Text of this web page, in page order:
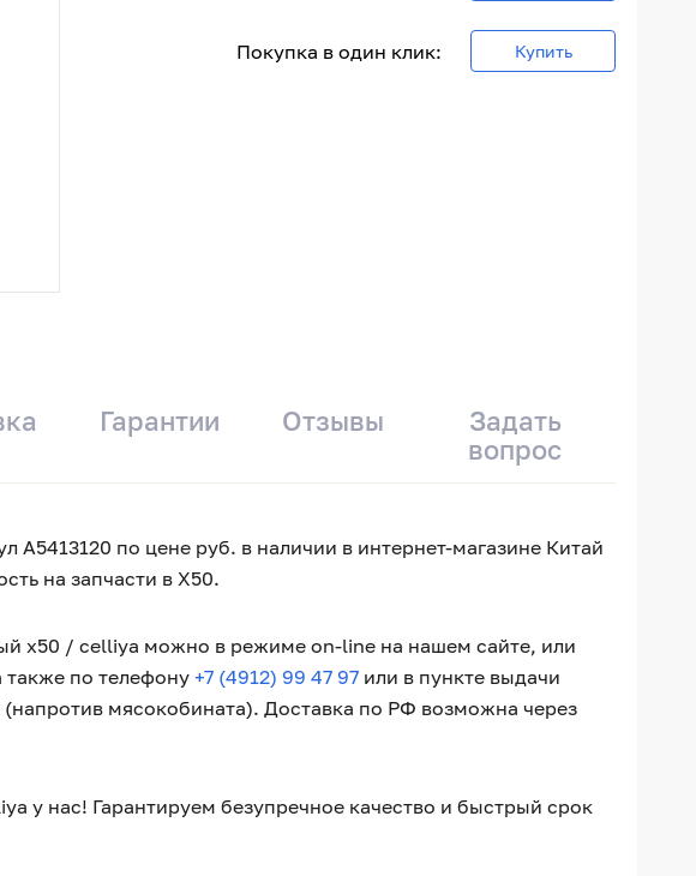
Покупка в один клик: Купить
Гарантии Отзывы
Задать
вопрос
по цене руб. в наличии в интернет-магазине Китай
на запчасти в X50.
x50 / celliya можно в режиме on-line на нашем сайте, или
также по телефону +7 (4912) 99 47 97или в пункте выдачи
мясокобината). Доставка по РФ возможна через
у нас! Гарантируем безупречное качество и быстрый срок